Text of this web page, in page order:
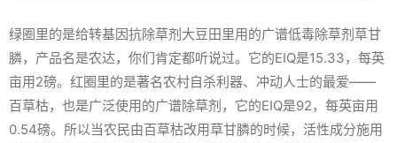
绿圈里的是给转基因抗除草剂大豆田里用的广谱低毒除草剂草甘
膦，产品名是农达，你们肯定都听说过。它的EIQ是15.33，每英
亩用2磅。红圈里的是著名农村自杀利器、冲动人士的最爱——
百草枯，也是广泛使用的广谱除草剂，它的EIQ是92，每英亩用
0.54磅。所以当农民由百草枯改用草甘膦的时候，活性成分施用